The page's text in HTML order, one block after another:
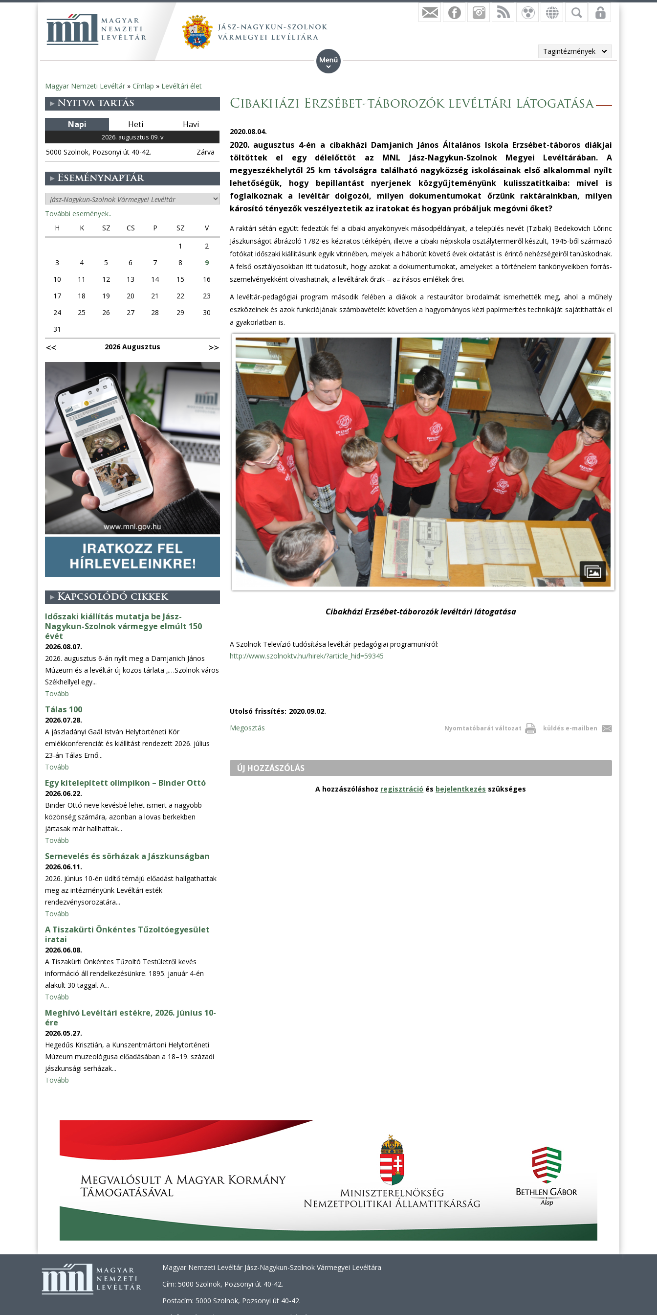
Tagintézmények
Jelenlegi
hely
Magyar Nemzeti Levéltár » Címlap » Levéltári élet
Cibakházi Erzsébet-táborozók levéltári látogatása
2020.08.04.
2020. augusztus 4-én a cibakházi Damjanich János Általános Iskola Erzsébet-táboros diákjai
töltöttek el egy délelőttöt az MNL Jász-Nagykun-Szolnok Megyei Levéltárában. A
megyeszékhelytől 25 km távolságra található nagyközség iskolásainak első alkalommal nyílt
lehetőségük, hogy bepillantást nyerjenek közgyűjteményünk kulisszatitkaiba: mivel is
foglalkoznak a levéltár dolgozói, milyen dokumentumokat őrzünk raktárainkban, milyen
károsító tényezők veszélyeztetik az iratokat és hogyan próbáljuk megóvni őket?
A raktári sétán együtt fedeztük fel a cibaki anyakönyvek másodpéldányait, a település nevét (Tzibak) Bedekovich Lőrinc
Jászkunságot ábrázoló 1782-es kéziratos térképén, illetve a cibaki népiskola osztálytermeiről készült, 1945-ből származó
fotókat időszaki kiállításunk egyik vitrinében, melyek a háborút követő évek oktatást is érintő nehézségeiről tanúskodnak.
A felső osztályosokban itt tudatosult, hogy azokat a dokumentumokat, amelyeket a történelem tankönyveikben forrás-
szemelvényekként olvashatnak, a levéltárak őrzik – az írásos emlékek őrei.
A levéltár-pedagógiai program második felében a diákok a restaurátor birodalmát ismerhették meg, ahol a műhely
eszközeinek és azok funkciójának számbavételét követően a hagyományos kézi papírmerítés technikáját sajátíthatták el
a gyakorlatban is.
Cibakházi Erzsébet-táborozók levéltári látogatása
A Szolnok Televízió tudósítása levéltár-pedagógiai programunkról:
http://www.szolnoktv.hu/hirek/?article_hid=59345
Utolsó frissítés: 2020.09.02.
Nyomtatóbarát változat küldés e-mailben
Megosztás
ÚJ HOZZÁSZÓLÁS
A hozzászóláshoz regisztráció és bejelentkezés szükséges
Nyitva tartás
Napi Heti Havi
2026. augusztus 09. v
5000 Szolnok, Pozsonyi út 40-42. Zárva
Eseménynaptár
További események..
H
K SZ CS P SZ
V
1
2
3
4 5 6 7 8
9
10
11 12 13 14 15
16
17
18 19 20 21 22
23
24
25 26 27 28 29
30
31
2026 Augusztus
Kapcsolódó cikkek
Időszaki kiállítás mutatja be Jász-
Nagykun-Szolnok vármegye elmúlt 150
évét
2026.08.07.
2026. augusztus 6-án nyílt meg a Damjanich János
Múzeum és a levéltár új közös tárlata „…Szolnok város
Székhellyel egy...
Tovább
Tálas 100
2026.07.28.
A jászladányi Gaál István Helytörténeti Kör
emlékkonferenciát és kiállítást rendezett 2026. július
23-án Tálas Ernő...
Tovább
Egy kitelepített olimpikon – Binder Ottó
2026.06.22.
Binder Ottó neve kevésbé lehet ismert a nagyobb
közönség számára, azonban a lovas berkekben
jártasak már hallhattak...
Tovább
Sernevelés és sörházak a Jászkunságban
2026.06.11.
2026. június 10-én üdítő témájú előadást hallgathattak
meg az intézményünk Levéltári esték
rendezvénysorozatára...
Tovább
A Tiszakürti Önkéntes Tűzoltóegyesület
iratai
2026.06.08.
A Tiszakürti Önkéntes Tűzoltó Testületről kevés
információ áll rendelkezésünkre. 1895. január 4-én
alakult 30 taggal. A...
Tovább
Meghívó Levéltári estékre, 2026. június 10-
ére
2026.05.27.
Hegedűs Krisztián, a Kunszentmártoni Helytörténeti
Múzeum muzeológusa előadásában a 18–19. századi
jászkunsági serházak...
Tovább
Magyar Nemzeti Levéltár Jász-Nagykun-Szolnok Vármegyei Levéltára
Cím: 5000 Szolnok, Pozsonyi út 40-42.
Postacím: 5000 Szolnok, Pozsonyi út 40-42.